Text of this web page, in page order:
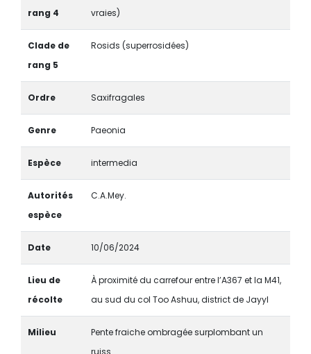
rang 4
vraies)
Clade de
rang 5
Rosids (superrosidées)
Ordre Saxifragales
Genre Paeonia
Espèce intermedia
Autorités
espèce
C.A.Mey.
Date 10/06/2024
Lieu de
récolte
À proximité du carrefour entre l’A367 et la M41,
au sud du col Too Ashuu, district de Jayyl
Milieu
Pente fraiche ombragée surplombant un
ruiss